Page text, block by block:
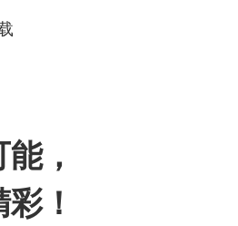
，
！